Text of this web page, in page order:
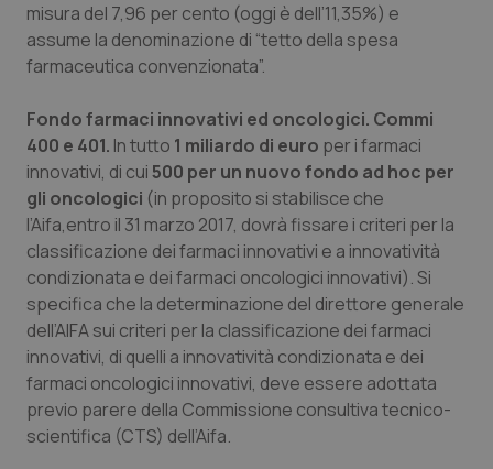
misura del 7,96 per cento (oggi è dell’11,35%) e
assume la denominazione di “tetto della spesa
farmaceutica convenzionata”.
Fondo farmaci innovativi ed oncologici. Commi
400 e 401. In tutto 1 miliardo di euro per i farmaci
innovativi, di cui500 per un nuovo fondo ad hoc per
gli oncologici (in proposito si stabilisce che
l’Aifa,entro il 31 marzo 2017, dovrà fissare i criteri per la
classificazione dei farmaci innovativi e a innovatività
condizionata e dei farmaci oncologici innovativi). Si
specifica che la determinazione del direttore generale
dell’AIFA sui criteri per la classificazione dei farmaci
innovativi, di quelli a innovatività condizionata e dei
farmaci oncologici innovativi, deve essere adottata
previo parere della Commissione consultiva tecnico-
scientifica (CTS) dell’Aifa.
tracking-sites-ironfish-
tracking-enable
www.quotidianosanita.it
tracking-sites-ironfish-
session-id
www.quotidianosanita.it
_ga
Google LLC
.quotidianosanita.it